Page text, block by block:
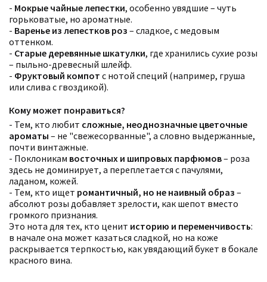
- Мокрые чайные лепестки, особенно увядшие – чуть
горьковатые, но ароматные.
- Варенье из лепестков роз – сладкое, с медовым
оттенком.
- Старые деревянные шкатулки, где хранились сухие розы
– пыльно-древесный шлейф.
- Фруктовый компот с нотой специй (например, груша
или слива с гвоздикой).
Кому может понравиться?
- Тем, кто любит сложные, неоднозначные цветочные
ароматы – не "свежесорванные", а словно выдержанные,
почти винтажные.
- Поклоникам восточных и шипровых парфюмов– роза
здесь не доминирует, а переплетается с пачулями,
ладаном, кожей.
- Тем, кто ищет романтичный, но не наивный образ –
абсолют розы добавляет зрелости, как шепот вместо
громкого признания.
Это нота для тех, кто ценит историю и переменчивость:
в начале она может казаться сладкой, но на коже
раскрывается терпкостью, как увядающий букет в бокале
красного вина.